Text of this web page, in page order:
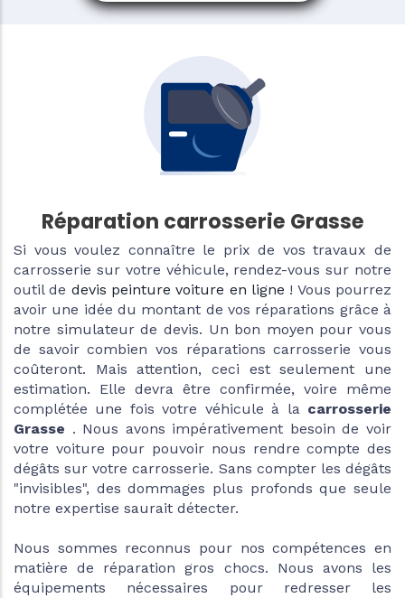
Réparation carrosserie Grasse
Si vous voulez connaître le prix de vos travaux de
carrosserie sur votre véhicule, rendez-vous sur notre
outil de devis peinture voiture en ligne ! Vous pourrez
avoir une idée du montant de vos réparations grâce à
notre simulateur de devis. Un bon moyen pour vous
de savoir combien vos réparations carrosserie vous
coûteront. Mais attention, ceci est seulement une
estimation. Elle devra être confirmée, voire même
complétée une fois votre véhicule à la carrosserie
Grasse . Nous avons impérativement besoin de voir
votre voiture pour pouvoir nous rendre compte des
dégâts sur votre carrosserie. Sans compter les dégâts
"invisibles", des dommages plus profonds que seule
notre expertise saurait détecter.
Nous sommes reconnus pour nos compétences en
matière de réparation gros chocs. Nous avons les
équipements nécessaires pour redresser les